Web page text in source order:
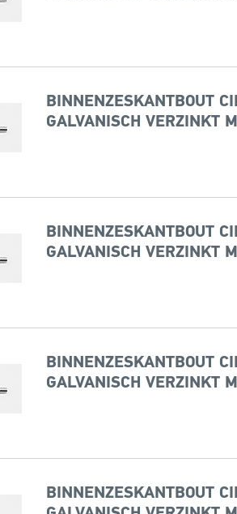
BINNENZESKANTBOUT
GALVANISCH VERZINKT
BINNENZESKANTBOUT
GALVANISCH VERZINKT
BINNENZESKANTBOUT
GALVANISCH VERZINKT
BINNENZESKANTBOUT